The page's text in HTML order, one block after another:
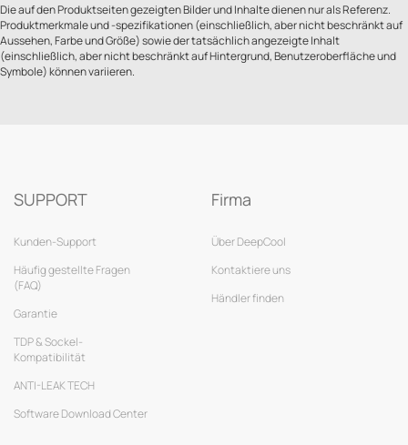
Die auf den Produktseiten gezeigten Bilder und Inhalte dienen nur als Referenz.
Produktmerkmale und -spezifikationen (einschließlich, aber nicht beschränkt auf
Aussehen, Farbe und Größe) sowie der tatsächlich angezeigte Inhalt
(einschließlich, aber nicht beschränkt auf Hintergrund, Benutzeroberfläche und
Symbole) können variieren.
SUPPORT
Kunden-Support
Häufig gestellte Fragen
(FAQ)
Garantie
TDP & Sockel-
Kompatibilität
ANTI-LEAK TECH
Software Download Center
Firma
Über DeepCool
Kontaktiere uns
Händler finden